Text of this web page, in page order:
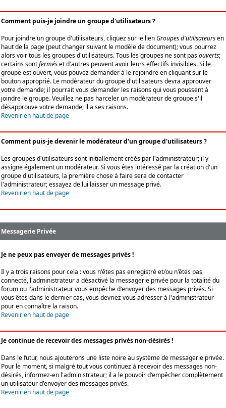
Comment puis-je joindre un groupe d'utilisateurs ?
Pour joindre un groupe d'utilisateurs, cliquez sur le lienGroupes d'utilisateursen
haut de la page (peut changer suivant le modèle de document); vous pourrez
alors voir tous les groupes d'utilisateurs. Tous les groupes ne sont pasouverts;
certains sontferméset d'autres peuvent avoir leurs effectifs invisibles. Si le
groupe est ouvert, vous pouvez demander à le rejoindre en cliquant sur le
bouton approprié. Le modérateur du groupe d'utilisateurs devra approuver
votre demande; il pourrait vous demander les raisons qui vous poussent à
joindre le groupe. Veuillez ne pas harceler un modérateur de groupe s'il
désapprouve votre demande; il a ses raisons.
Revenir en haut de page
Comment puis-je devenir le modérateur d'un groupe d'utilisateurs ?
Les groupes d'utilisateurs sont initiallement créés par l'administrateur; il y
assigne également un modérateur. Si vous êtes intéressé par la création d'un
groupe d'utilisateurs, la première chose à faire sera de contacter
l'administrateur; essayez de lui laisser un message privé.
Revenir en haut de page
Messagerie Privée
Je ne peux pas envoyer de messages privés !
Il y a trois raisons pour cela : vous n'êtes pas enregistré et/ou n'êtes pas
connecté, l'administrateur a désactivé la messagerie privée pour la totalité du
forum ou l'administrateur vous empêche d'envoyer des messages privés. Si
vous êtes dans le dernier cas, vous devriez vous adresser à l'administrateur
pour en connaître la raison.
Revenir en haut de page
Je continue de recevoir des messages privés non-désirés !
Dans le futur, nous ajouterons une liste noire au système de messagerie privée.
Pour le moment, si malgré tout vous continuez à recevoir des messages non-
désirés, informez-en l'administrateur; il a le pouvoir d'empêcher complètement
un utilisateur d'envoyer des messages privés.
Revenir en haut de page